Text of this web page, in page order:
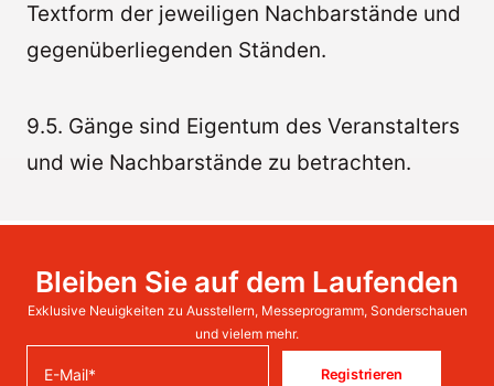
Textform der jeweiligen Nachbarstände und
gegenüberliegenden Ständen.
9.5. Gänge sind Eigentum des Veranstalters
und wie Nachbarstände zu betrachten.
Bleiben Sie auf dem Laufenden
Exklusive Neuigkeiten zu Ausstellern, Messeprogramm, Sonderschauen
und vielem mehr.
Registrieren